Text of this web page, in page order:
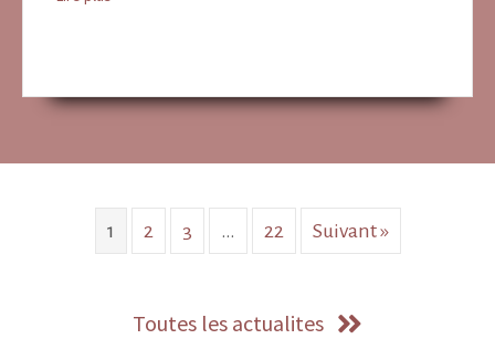
1 2 3 … 22 Suivant »
Toutes les actualites